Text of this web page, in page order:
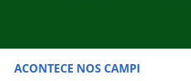
ACONTECE NOS CAMPI